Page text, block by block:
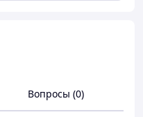
Вопросы (0)